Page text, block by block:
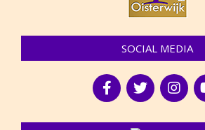
SOCIAL MEDIA